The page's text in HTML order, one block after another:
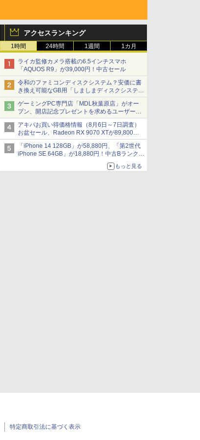
アクセスランキング
1時間 24時間 1週間 1カ月
ライカ監修カメラ搭載の6.5インチスマホ
「AQUOS R9」が39,000円！中古セール
令和のファミコンディスクシステム？安価に書
き換え可能なGB用「しましまディスクシステ
ム」
ゲーミングPC専門店「MDL秋葉原店」がオー
プン、開店記念プレゼントを求めるユーザーが
押し寄せ長蛇の列に
アキバお買い得価格情報（8月6日～7日調査）
お盆セール、Radeon RX 9070 XTが89,800
円、水平周波数24.8kHz対応の17型モニターが
9,801円、暑さ指数連動セール ほか
「iPhone 14 128GB」が58,880円、「第2世代
iPhone SE 64GB」が18,880円！中古Bランク品
もっと見る
特定商取引法に基づく表示